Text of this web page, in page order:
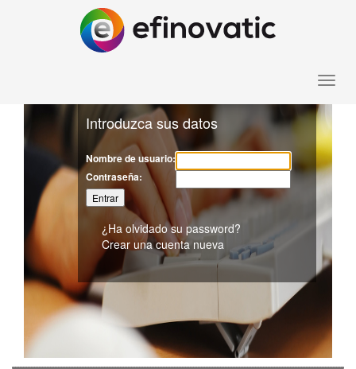
Toggle
Introduzca sus datos
Nombre de usuario:
Contraseña:
¿Ha olvidado su password?
Crear una cuenta nueva